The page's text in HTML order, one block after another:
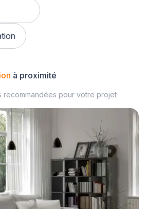
à proximité
recommandées pour votre projet